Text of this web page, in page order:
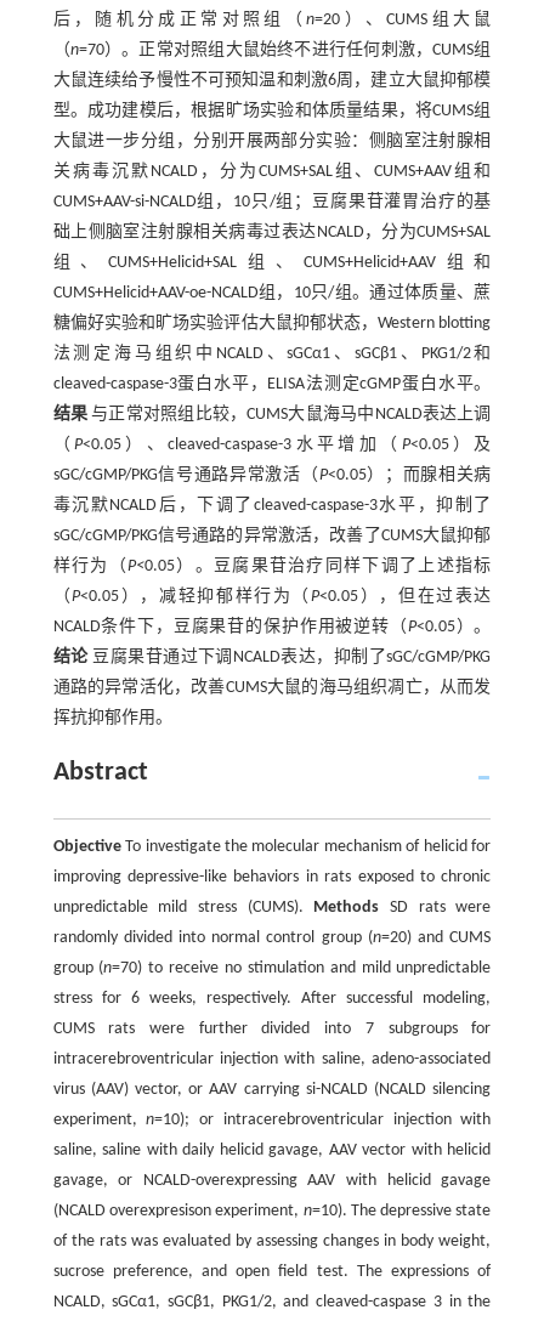
后，随机分成正常对照组（n=20）、CUMS组大鼠
（n=70）。正常对照组大鼠始终不进行任何刺激，CUMS组
大鼠连续给予慢性不可预知温和刺激6周，建立大鼠抑郁模
型。成功建模后，根据旷场实验和体质量结果，将CUMS组
大鼠进一步分组，分别开展两部分实验：侧脑室注射腺相
关病毒沉默NCALD，分为CUMS+SAL组、CUMS+AAV组和
CUMS+AAV-si-NCALD组，10只/组；豆腐果苷灌胃治疗的基
础上侧脑室注射腺相关病毒过表达NCALD，分为CUMS+SAL
组、CUMS+Helicid+SAL组、CUMS+Helicid+AAV组和
CUMS+Helicid+AAV-oe-NCALD组，10只/组。通过体质量、蔗
糖偏好实验和旷场实验评估大鼠抑郁状态，Western blotting
法测定海马组织中NCALD、sGCα1、sGCβ1、PKG1/2和
cleaved-caspase-3蛋白水平，ELISA法测定cGMP蛋白水平。
结果 与正常对照组比较，CUMS大鼠海马中NCALD表达上调
（ P<0.05）、cleaved-caspase-3水平增加（ P<0.05）及
sGC/cGMP/PKG信号通路异常激活（P<0.05）；而腺相关病
毒沉默NCALD后，下调了cleaved-caspase-3水平，抑制了
sGC/cGMP/PKG信号通路的异常激活，改善了CUMS大鼠抑郁
样行为（P<0.05）。豆腐果苷治疗同样下调了上述指标
（P<0.05），减轻抑郁样行为（P<0.05），但在过表达
NCALD条件下，豆腐果苷的保护作用被逆转（P<0.05）。
结论豆腐果苷通过下调NCALD表达，抑制了sGC/cGMP/PKG
通路的异常活化，改善CUMS大鼠的海马组织凋亡，从而发
挥抗抑郁作用。
Abstract
ObjectiveTo investigate the molecular mechanism of helicid for
improving depressive-like behaviors in rats exposed to chronic
unpredictable mild stress (CUMS). Methods SD rats were
randomly divided into normal control group (n=20) and CUMS
group (n=70) to receive no stimulation and mild unpredictable
stress for 6 weeks, respectively. After successful modeling,
CUMS rats were further divided into 7 subgroups for
intracerebroventricular injection with saline, adeno-associated
virus (AAV) vector, or AAV carrying si-NCALD (NCALD silencing
experiment,n=10); or intracerebroventricular injection with
saline, saline with daily helicid gavage, AAV vector with helicid
gavage, or NCALD-overexpressing AAV with helicid gavage
(NCALD overexpresison experiment, n=10). The depressive state
of the rats was evaluated by assessing changes in body weight,
sucrose preference, and open field test. The expressions of
NCALD, sGCα1, sGCβ1, PKG1/2, and cleaved-caspase 3 in the